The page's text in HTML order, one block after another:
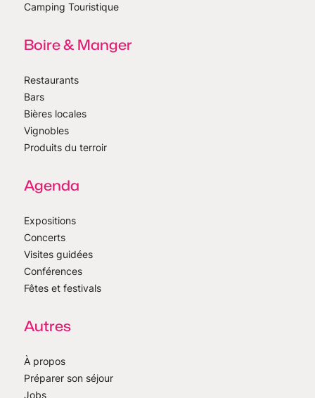
Camping Touristique
Boire & Manger
Restaurants
Bars
Bières locales
Vignobles
Produits du terroir
Agenda
Expositions
Concerts
Visites guidées
Conférences
Fêtes et festivals
Autres
À propos
Préparer son séjour
Jobs